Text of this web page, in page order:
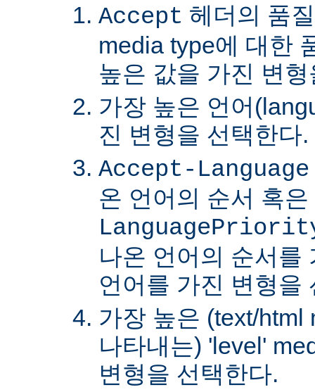
Accept 헤더의 품
media type에 대한
높은 값을 가진 변
가장 높은 언어
진 변형을 선택한다.
Accept-Language
온 언어의 순서 혹은
나온 언어의 순서를
언어를 가진 변형을
가장 높은 (text/html
나타내는) 'level'
변형을 선택한다.